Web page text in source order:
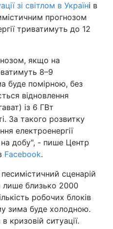
Політика
Світ
Лайт
Інциденти
Туризм
Погода
Регіони
Статті
зі світлом в Україні в
прогнозом
триватимуть до 12
якщо на
8–9
буде помірною, без
відновлення
із 6 ГВт
За такого розвитку
електроенергії
добу", - пише Центр
Facebook.
сценарій
лише близько 2000
робочих блоків
зима буде холодною.
кризовій ситуації.